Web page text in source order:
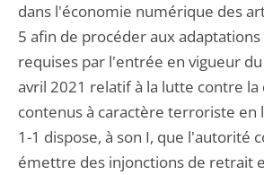
dans l'économie numérique des
5 afin de procéder aux
requises par l'entrée en vigueur
avril 2021 relatif à la lutte contre la
contenus à caractère terroriste en
1-1 dispose, à son I, que l'autorité
émettre des injonctions de retrait